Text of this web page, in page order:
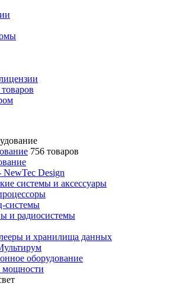
756 товаров
NewTec Design
системы и аксессуары
системы
и радиосистемы
и хранилища данных
оборудование
мощности